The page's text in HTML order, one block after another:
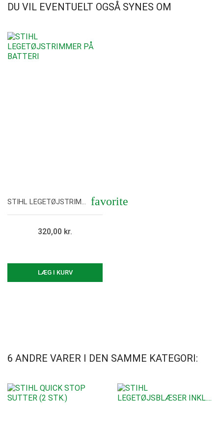
DU VIL EVENTUELT OGSÅ SYNES OM
STIHL LEGETØJSTRIMMER PÅ BATTERI
320,00 kr.
LÆG I KURV
favorite
6 ANDRE VARER I DEN SAMME KATEGORI: